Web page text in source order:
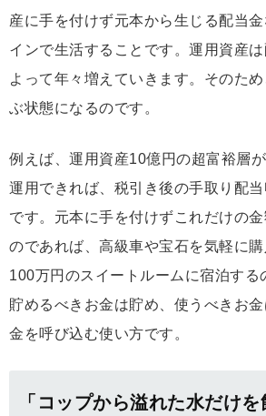
産に手を付けず元本から生じる配当
インで生活することです。運用資産
よって年々増えていきます。そのた
ぶ状態になるのです。
例えば、運用資産10億円の超富裕層
運用できれば、税引き後の手取り配
です。元本に手を付けずこれだけの
のであれば、高級車や宝石を気軽に
100万円のスイートルームに宿泊する
貯めるべきお金は貯め、使うべきお
金を呼び込む使い方です。
「コップから溢れた水だけ